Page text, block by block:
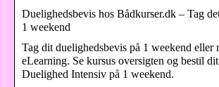
Duelighedsbevis hos Bådkurser.dk – Tag
1 weekend
Tag dit duelighedsbevis på 1 weekend eller
eLearning. Se kursus oversigten og bestil
Duelighed Intensiv på 1 weekend.